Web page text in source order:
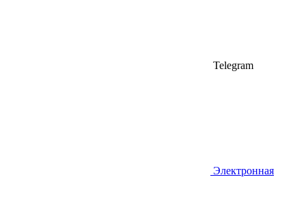
Telegram
Электронная